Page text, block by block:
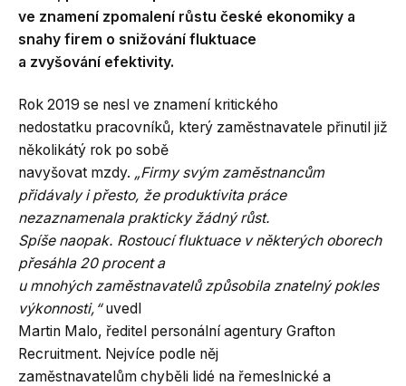
ve znamení zpomalení růstu české ekonomiky a
snahy firem o snižování fluktuace
a zvyšování efektivity.
Rok 2019 se nesl ve znamení kritického
nedostatku pracovníků, který zaměstnavatele přinutil již
několikátý rok po sobě
navyšovat mzdy. „Firmy svým zaměstnancům
přidávaly i přesto, že produktivita práce
nezaznamenala prakticky žádný růst.
Spíše naopak. Rostoucí fluktuace v některých oborech
přesáhla 20 procent a
u mnohých zaměstnavatelů způsobila znatelný pokles
výkonnosti,“uvedl
Martin Malo, ředitel personální agentury Grafton
Recruitment. Nejvíce podle něj
zaměstnavatelům chyběli lidé na řemeslnické a